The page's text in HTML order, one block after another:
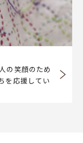
の笑顔のため
を応援してい